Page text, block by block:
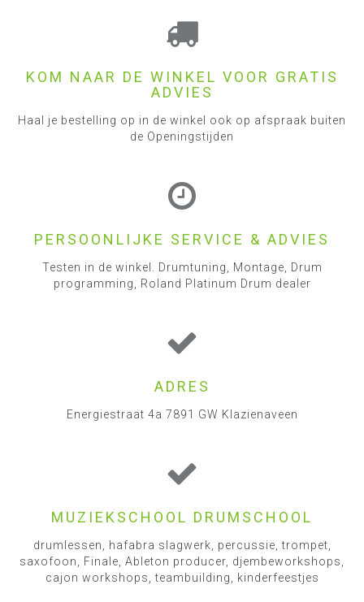
KOM NAAR DE WINKEL VOOR GRATIS
ADVIES
Haal je bestelling op in de winkel ook op afspraak buiten
de Openingstijden
PERSOONLIJKE SERVICE & ADVIES
Testen in de winkel. Drumtuning, Montage, Drum
programming, Roland Platinum Drum dealer
ADRES
Energiestraat 4a 7891 GW Klazienaveen
MUZIEKSCHOOL DRUMSCHOOL
drumlessen, hafabra slagwerk, percussie, trompet,
saxofoon, Finale, Ableton producer, djembeworkshops,
cajon workshops, teambuilding, kinderfeestjes